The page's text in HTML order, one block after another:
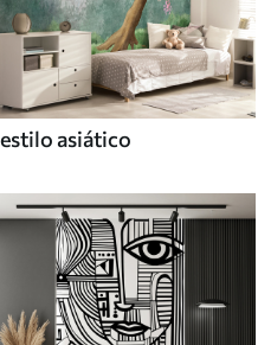
estilo asiático